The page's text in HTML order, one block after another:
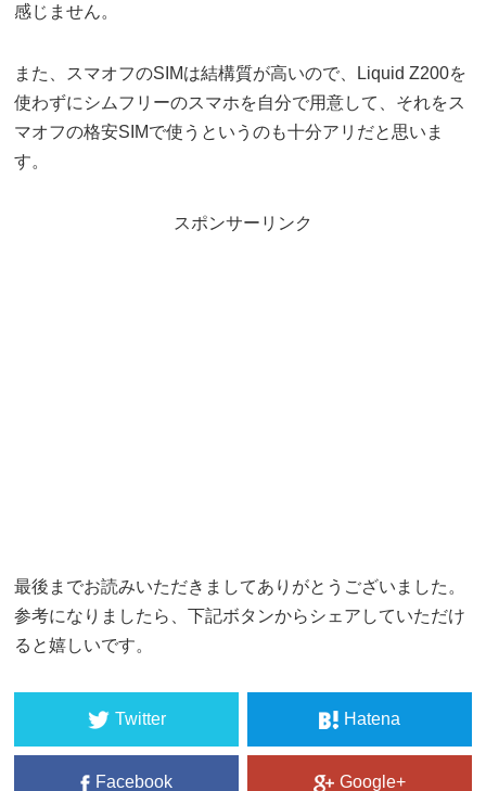
感じません。
また、スマオフのSIMは結構質が高いので、Liquid Z200を
使わずにシムフリーのスマホを自分で用意して、それをス
マオフの格安SIMで使うというのも十分アリだと思いま
す。
スポンサーリンク
最後までお読みいただきましてありがとうございました。
参考になりましたら、下記ボタンからシェアしていただけ
ると嬉しいです。
Twitter Hatena
Facebook Google+